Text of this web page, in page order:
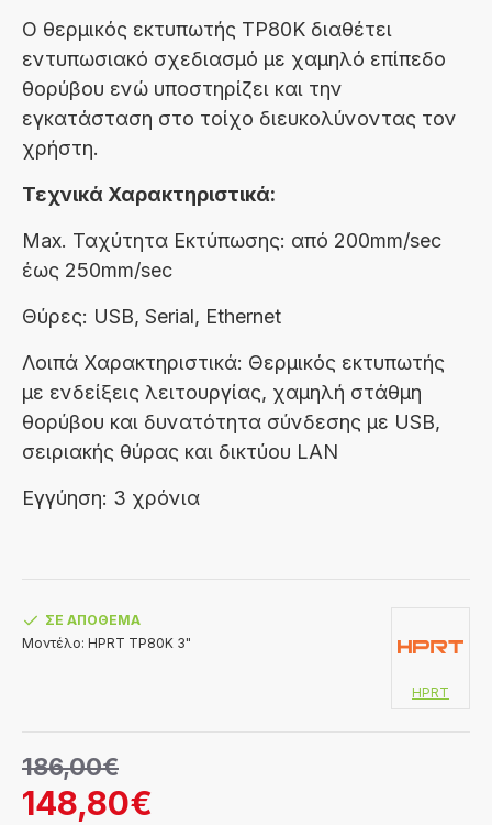
Ο θερμικός εκτυπωτής TP80K διαθέτει
εντυπωσιακό σχεδιασμό με χαμηλό επίπεδο
θορύβου ενώ υποστηρίζει και την
εγκατάσταση στο τοίχο διευκολύνοντας τον
χρήστη.
Τεχνικά Χαρακτηριστικά:
Max. Ταχύτητα Εκτύπωσης: από 200mm/sec
έως 250mm/sec
Θύρες: USB, Serial, Ethernet
Λοιπά Χαρακτηριστικά: Θερμικός εκτυπωτής
με ενδείξεις λειτουργίας, χαμηλή στάθμη
θορύβου και δυνατότητα σύνδεσης με USB,
σειριακής θύρας και δικτύου LAN
Εγγύηση: 3 χρόνια
148,80€
186,00€
ΣΕ ΑΠΌΘΕΜΑ
Μοντέλο: HPRT TP80K 3"
HPRT